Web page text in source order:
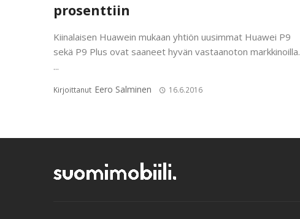
prosenttiin
Kiinalaisen Huawein mukaan yhtiön uusimmat Huawei P9
sekä P9 Plus ovat saaneet hyvän vastaanoton markkinoilla.
...
Kirjoittanut Eero Salminen 16.6.2016